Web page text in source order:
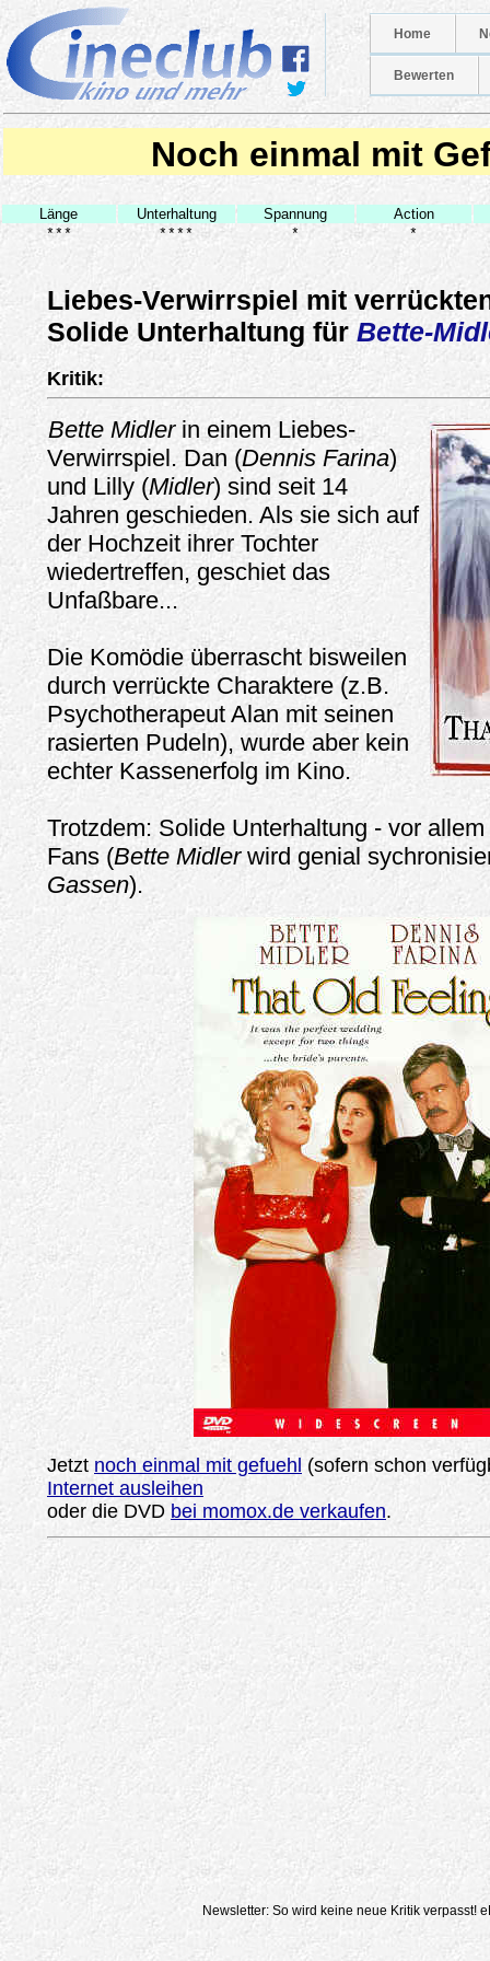
Home
Bewerten
Noch einmal mit
Länge Unterhaltung Spannung
Action
***
**** * *
Liebes-Verwirrspiel mit
Solide Unterhaltung für Bette-
Kritik:
Bette Midlerin einem Liebes-
Verwirrspiel. Dan (Dennis Farina)
und Lilly (Midler) sind seit 14
Jahren geschieden. Als sie sich auf
der Hochzeit ihrer Tochter
wiedertreffen, geschiet das
Unfaßbare...
Die Komödie überrascht bisweilen
durch verrückte Charaktere (z.B.
Psychotherapeut Alan mit seinen
rasierten Pudeln), wurde aber kein
echter Kassenerfolg im Kino.
Trotzdem: Solide Unterhaltung - vor
Fans (Bette Midlerwird genial
Gassen).
Jetzt noch einmal mit gefuehl (sofern schon
Internet ausleihen
oder die DVD bei momox.de verkaufen.
Newsletter: So wird keine neue Kritik verpasst!